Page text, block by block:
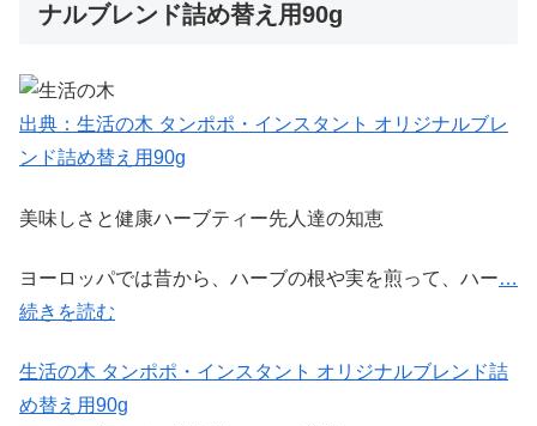
ナルブレンド詰め替え用90g
出典：生活の木 タンポポ・インスタント オリジナルブレ
ンド詰め替え用90g
美味しさと健康ハーブティー先人達の知恵
ヨーロッパでは昔から、ハーブの根や実を煎って、ハー…
続きを読む
生活の木 タンポポ・インスタント オリジナルブレンド詰
め替え用90g